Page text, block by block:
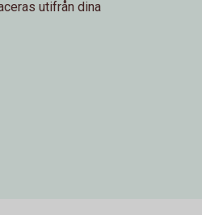
utifrån dina